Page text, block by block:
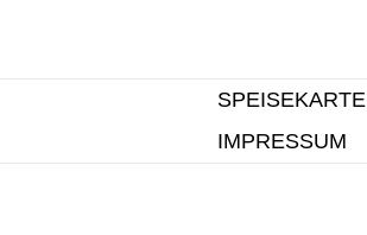
SPEISEKARTE
IMPRESSUM